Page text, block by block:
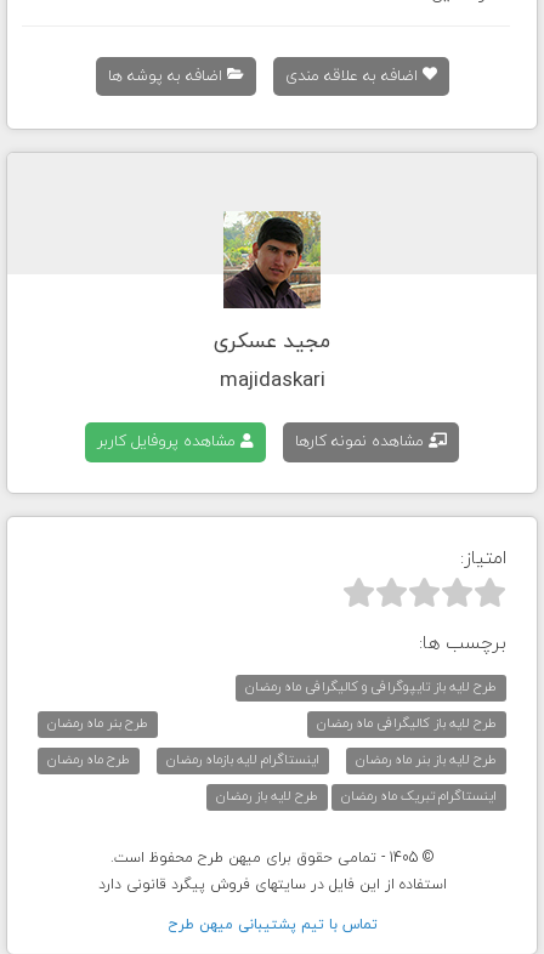
اضافه به علاقه مندی اضافه به پوشه ها
مجید عسکری
majidaskari
مشاهده نمونه کارها مشاهده پروفایل کاربر
امتیاز:



برچسب ها:
طرح لایه باز تایپوگرافی و کالیگرافی ماه رمضان
طرح لایه باز کالیگرافی ماه رمضان
طرح بنر ماه رمضان
طرح لایه باز بنر ماه رمضان
اینستاگرام لایه بازماه رمضان
طرح ماه رمضان
اینستاگرام تبریک ماه رمضان
طرح لایه باز رمضان
© 1405 - تمامی حقوق برای میهن طرح محفوظ است.
استفاده از این فایل در سایتهای فروش پیگرد قانونی دارد
تماس با تيم پشتيبانی ميهن طرح